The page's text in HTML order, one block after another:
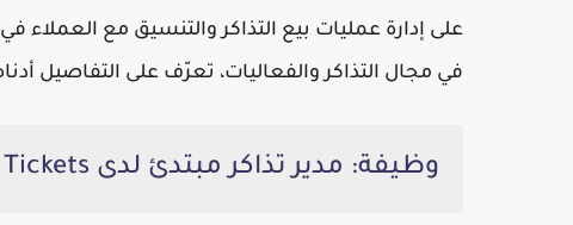
على إدارة عمليات بيع التذاكر والتنسيق مع
في مجال التذاكر والفعاليات، تعرّف على التفاصيل
وظيفة: مدير تذاكر مبتدئ لدى Platinumlist Tickets